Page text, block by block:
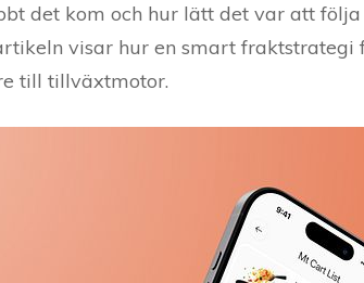
det kom och hur lätt det var att
visar hur en smart
till tillväxtmotor.